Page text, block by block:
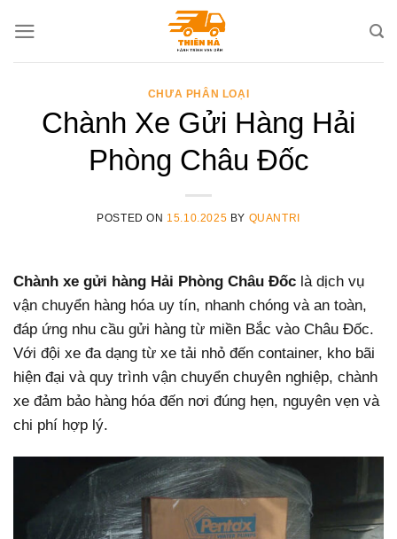
CHƯA PHÂN LOẠI
Chành Xe Gửi Hàng Hải
Phòng Châu Đốc
POSTED ON 15.10.2025 BY QUANTRI
Chành xe gửi hàng Hải Phòng Châu Đốc là dịch vụ
vận chuyển hàng hóa uy tín, nhanh chóng và an toàn,
đáp ứng nhu cầu gửi hàng từ miền Bắc vào Châu Đốc.
Với đội xe đa dạng từ xe tải nhỏ đến container, kho bãi
hiện đại và quy trình vận chuyển chuyên nghiệp, chành
xe đảm bảo hàng hóa đến nơi đúng hẹn, nguyên vẹn và
chi phí hợp lý.